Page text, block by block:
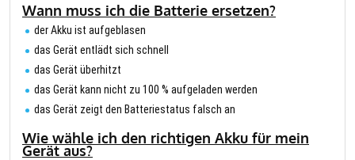
Wann muss ich die Batterie ersetzen?
der Akku ist aufgeblasen
das Gerät entlädt sich schnell
das Gerät überhitzt
das Gerät kann nicht zu 100 % aufgeladen werden
das Gerät zeigt den Batteriestatus falsch an
Wie wähle ich den richtigen Akku für mein
Gerät aus?